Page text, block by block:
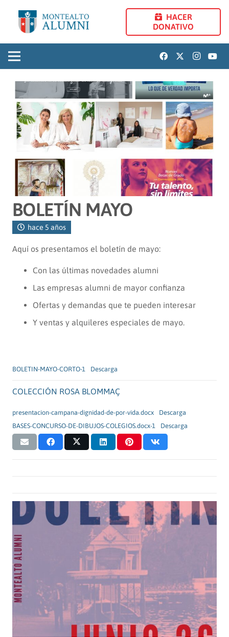
HACER
DONATIVO
BOLETÍN MAYO
hace 5 años
Aquí os presentamos el boletín de mayo:
Con las últimas novedades alumni
Las empresas alumni de mayor confianza
Ofertas y demandas que te pueden interesar
Y ventas y alquileres especiales de mayo.
BOLETIN-MAYO-CORTO-1 Descarga
COLECCIÓN ROSA BLOMMAÇ
presentacion-campana-dignidad-de-por-vida.docx
Descarga
BASES-CONCURSO-DE-DIBUJOS-COLEGIOS.docx-1
Descarga